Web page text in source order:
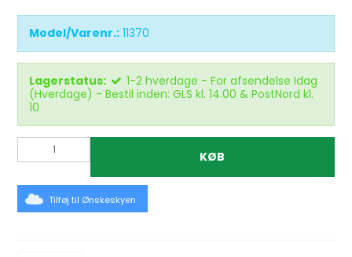
Model/Varenr.: 11370
Lagerstatus:
1-2 hverdage - For afsendelse Idag
(Hverdage) - Bestil inden: GLS kl. 14.00 & PostNord kl.
10
KØB
Tilføj til Ønskeskyen